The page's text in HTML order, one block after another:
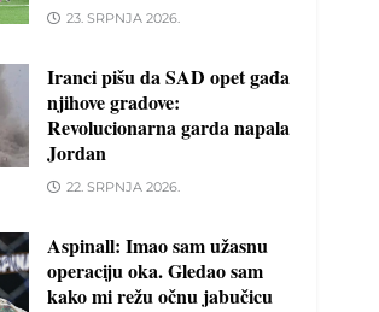
23. SRPNJA 2026.
Iranci pišu da SAD opet gađa
njihove gradove:
Revolucionarna garda napala
Jordan
22. SRPNJA 2026.
Aspinall: Imao sam užasnu
operaciju oka. Gledao sam
kako mi režu očnu jabučicu